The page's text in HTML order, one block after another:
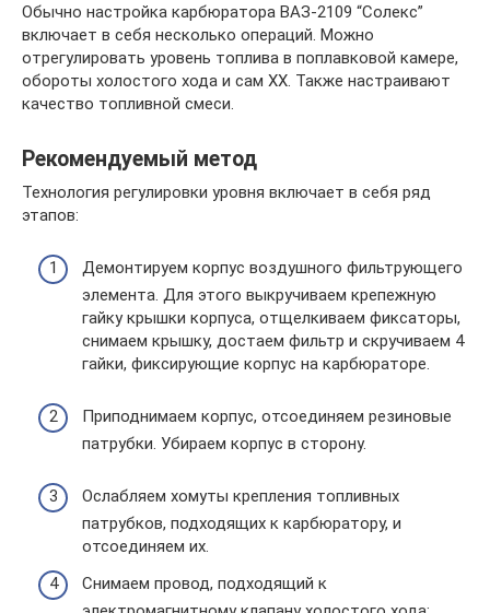
Обычно настройка карбюратора ВАЗ-2109 “Солекс”
включает в себя несколько операций. Можно
отрегулировать уровень топлива в поплавковой камере,
обороты холостого хода и сам ХХ. Также настраивают
качество топливной смеси.
Рекомендуемый метод
Технология регулировки уровня включает в себя ряд
этапов:
Демонтируем корпус воздушного фильтрующего
элемента. Для этого выкручиваем крепежную
гайку крышки корпуса, отщелкиваем фиксаторы,
снимаем крышку, достаем фильтр и скручиваем 4
гайки, фиксирующие корпус на карбюраторе.
Приподнимаем корпус, отсоединяем резиновые
патрубки. Убираем корпус в сторону.
Ослабляем хомуты крепления топливных
патрубков, подходящих к карбюратору, и
отсоединяем их.
Снимаем провод, подходящий к